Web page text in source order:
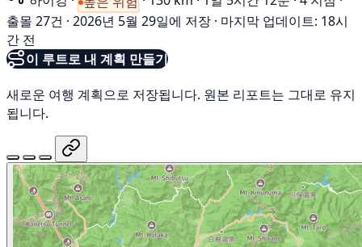
출몰 27건 · 2026년 5월 29일에 저장 · 마지막 업데이트: 18시
간 전
이 루트로 내 계획 만들기
새로운 여행 계획으로 저장됩니다. 원본 리포트는 그대로 유지
됩니다.